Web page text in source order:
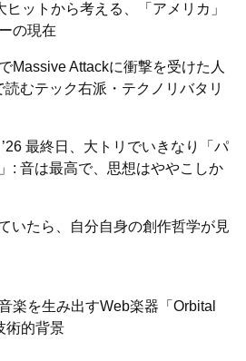
ヒットから考える、「アメリカ」
の現在
Massive Attackに衝撃を受けた人
読むテック右派・テクノリバタリ
最終日、大トリでいきなり「パ
: 音は最高で、思想はややこしか
いたら、自分自身の創作哲学が見
楽を生み出すWeb楽器「Orbital
術的背景